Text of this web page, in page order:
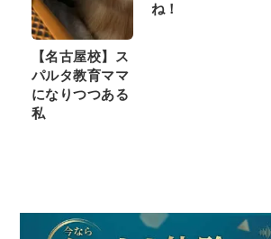
【名古屋校】ス
パルタ教育ママ
になりつつある
私
ね！